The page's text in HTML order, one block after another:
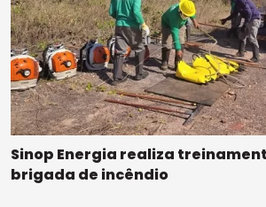
Sinop Energia realiza
brigada de incêndio